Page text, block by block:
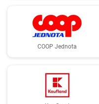
COOP Jednota